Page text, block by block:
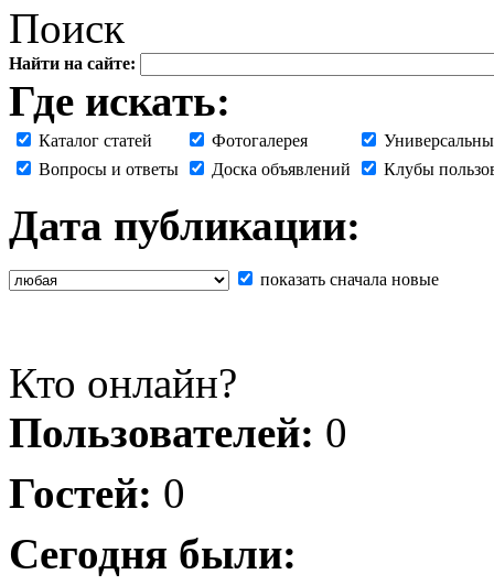
Поиск
Найти на сайте:
Где искать:
Каталог статей Фотогалерея
Вопросы и ответы
Доска объявлений Клубы
Дата публикации:
показать сначала новые
Кто онлайн?
Пользователей: 0
Гостей: 0
Сегодня были: